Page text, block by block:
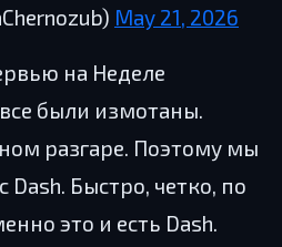
May 21, 2026
на Неделе
были измотаны.
разгаре. Поэтому мы
Быстро, четко, по
это и есть Dash.